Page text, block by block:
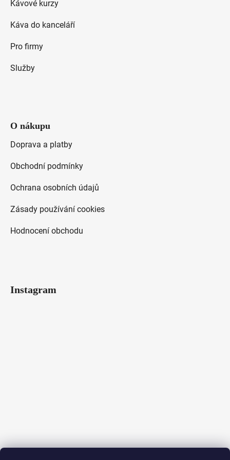
Kávové kurzy
Káva do kanceláří
Pro firmy
Služby
O nákupu
Doprava a platby
Obchodní podmínky
Ochrana osobních údajů
Zásady používání cookies
Hodnocení obchodu
Instagram